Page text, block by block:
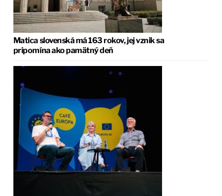
Matica slovenská má 163 rokov, jej vznik sa
pripomína ako pamätný deň